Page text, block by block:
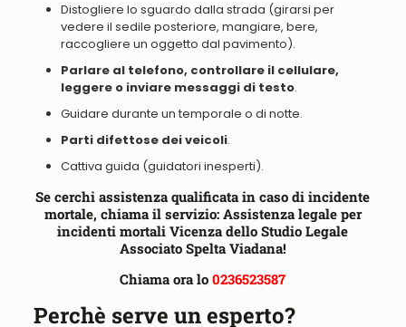
Distogliere lo sguardo dalla strada (girarsi per
vedere il sedile posteriore, mangiare, bere,
raccogliere un oggetto dal pavimento).
Parlareal telefono, controllareil cellulare,
leggereo inviaremessaggi di testo.
Guidare durante un temporale o di notte.
Parti difettose dei veicoli.
Cattiva guida (guidatori inesperti).
Se cerchi assistenza qualificata in caso di incidente
mortale, chiama il servizio: Assistenza legale per
incidenti mortali Vicenza dello Studio Legale
Associato Spelta Viadana!
Chiama ora lo0236523587
Perchè serve un esperto?